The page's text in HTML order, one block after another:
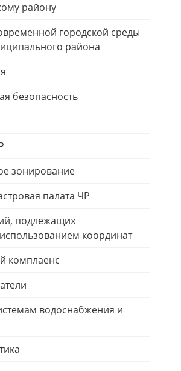
району
городской среды
района
безопасность
зонирование
палата ЧР
подлежащих
координат
комплаенс
водоснабжения и